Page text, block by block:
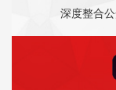
深度整合